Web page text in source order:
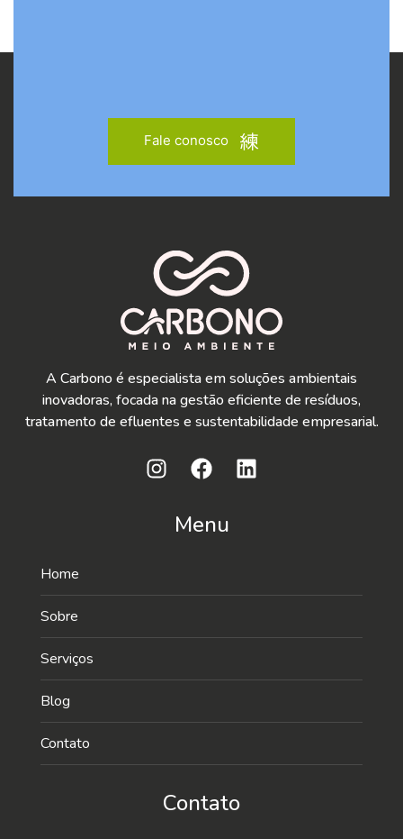
Fale conosco
A Carbono é especialista em soluções ambientais
inovadoras, focada na gestão eficiente de resíduos,
tratamento de efluentes e sustentabilidade empresarial.
Menu
Home
Sobre
Serviços
Blog
Contato
Contato